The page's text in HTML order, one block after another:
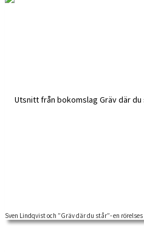
Författaren Sven Lindqvist avled nyligen,
Sven Lindqvist och ”Gräv där du står”- en